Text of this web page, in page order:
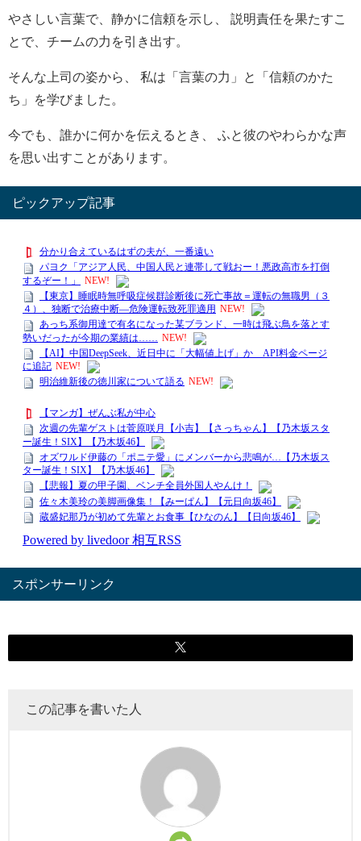
やさしい言葉で、静かに信頼を示し、 説明責任を果たすこ
とで、チームの力を引き出す。
そんな上司の姿から、 私は「言葉の力」と「信頼のかた
ち」を学びました。
今でも、誰かに何かを伝えるとき、 ふと彼のやわらかな声
を思い出すことがあります。
ピックアップ記事
スポンサーリンク
この記事を書いた人